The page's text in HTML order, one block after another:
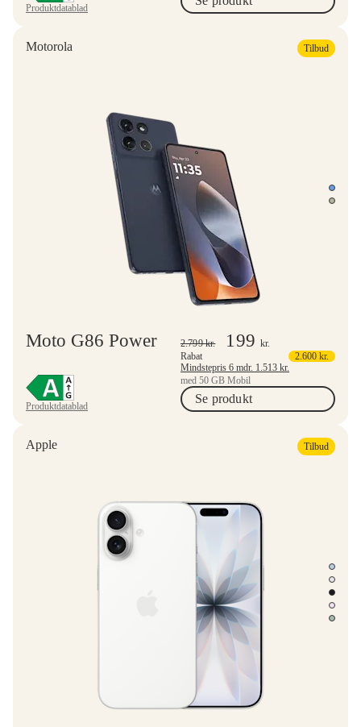
Produktdatablad
Motorola Tilbud
Moto G86 Power
Produktdatablad
2.799kr. 199 kr.
Rabat
2.600 kr.
Mindstepris 6 mdr. 1.513 kr.
med 50 GB Mobil
Se produkt
Apple Tilbud